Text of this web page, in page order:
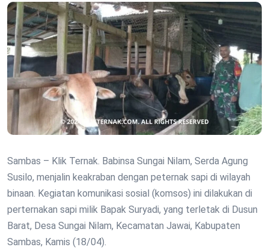
Sambas – Klik Ternak. Babinsa Sungai Nilam, Serda Agung
Susilo, menjalin keakraban dengan peternak sapi di wilayah
binaan. Kegiatan komunikasi sosial (komsos) ini dilakukan di
perternakan sapi milik Bapak Suryadi, yang terletak di Dusun
Barat, Desa Sungai Nilam, Kecamatan Jawai, Kabupaten
Sambas, Kamis (18/04).